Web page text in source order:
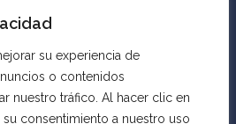
su experiencia de
o contenidos
nuestro tráfico. Al hacer clic en
su consentimiento a nuestro uso
Inicio
de privacidad
de calidad
Mapa Web